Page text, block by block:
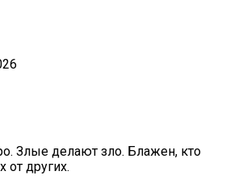
Злые делают зло. Блажен, кто
от других.